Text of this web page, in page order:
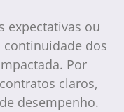
expectativas ou
dos
Por
claros,
desempenho.